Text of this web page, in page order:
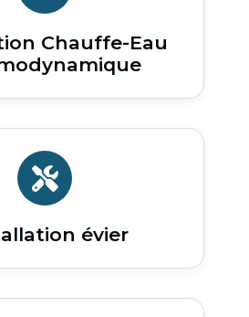
Chauffe-Eau
évier